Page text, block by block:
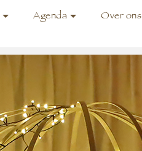
Agenda Over ons